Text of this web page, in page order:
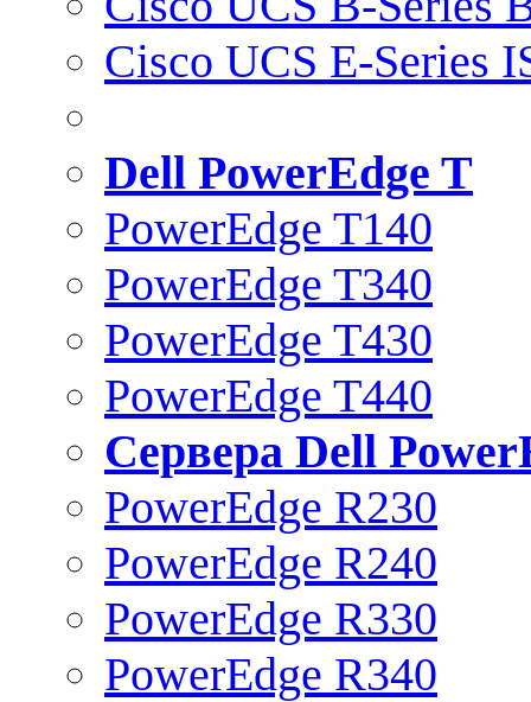
Cisco UCS E-Series
Dell PowerEdge T
PowerEdge T140
PowerEdge T340
PowerEdge T430
PowerEdge T440
Сервера Dell
PowerEdge R230
PowerEdge R240
PowerEdge R330
PowerEdge R340